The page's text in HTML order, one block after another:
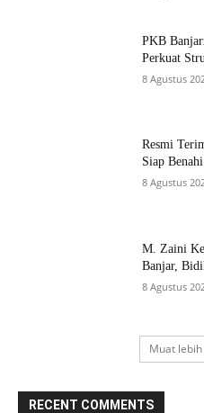
PKB
Perkuat
8 Agustus
Resmi
Siap
8 Agustus
M. Zaini
Banjar,
8 Agustus
Muat
RECENT COMMENTS